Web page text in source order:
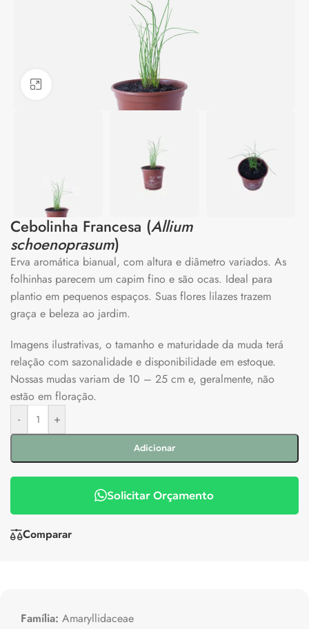
Clique para ampliar
Cebolinha Francesa (Allium
schoenoprasum)
Erva aromática bianual, com altura e diâmetro variados. As
folhinhas parecem um capim fino e são ocas. Ideal para
plantio em pequenos espaços. Suas flores lilazes trazem
graça e beleza ao jardim.
Imagens ilustrativas, o tamanho e maturidade da muda terá
relação com sazonalidade e disponibilidade em estoque.
Nossas mudas variam de 10 – 25 cm e, geralmente, não
estão em floração.
-
+
Adicionar
Solicitar Orçamento
Comparar
Família: Amaryllidaceae